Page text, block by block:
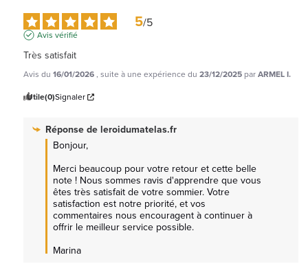
5/5
Avis vérifié
Très satisfait
Avis du 16/01/2026, suite à une expérience du 23/12/2025 parARMEL I.
Utile(0)Signaler
Réponse de leroidumatelas.fr
Bonjour,
Merci beaucoup pour votre retour et cette belle
note ! Nous sommes ravis d'apprendre que vous
êtes très satisfait de votre sommier. Votre
satisfaction est notre priorité, et vos
commentaires nous encouragent à continuer à
offrir le meilleur service possible.
Marina